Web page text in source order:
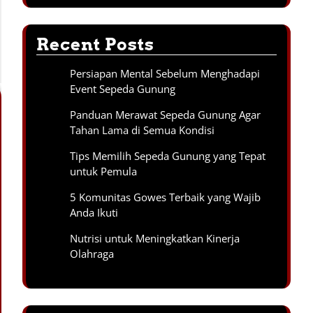
Recent Posts
Persiapan Mental Sebelum Menghadapi
Event Sepeda Gunung
Panduan Merawat Sepeda Gunung Agar
Tahan Lama di Semua Kondisi
Tips Memilih Sepeda Gunung yang Tepat
untuk Pemula
5 Komunitas Gowes Terbaik yang Wajib
Anda Ikuti
Nutrisi untuk Meningkatkan Kinerja
Olahraga